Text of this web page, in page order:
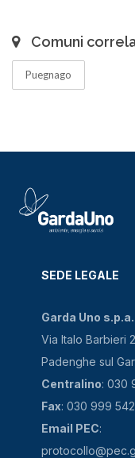
Comuni
Puegnago
SEDE LEGALE
Garda Uno s.p.a.
Via Italo Barbieri
Padenghe sul
Centralino: 030
Fax: 030 999
Email PEC: